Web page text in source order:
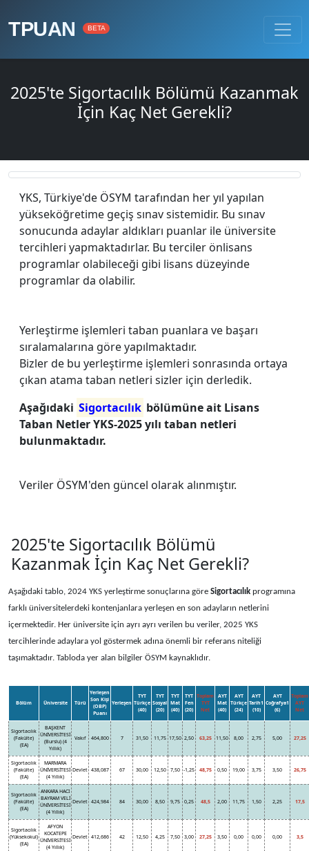
TPUAN BETA
2025'te Sigortacılık Bölümü Kazanmak
İçin Kaç Net Gerekli?
YKS, Türkiye'de ÖSYM tarafından her yıl yapılan
yükseköğretime geçiş sınav sistemidir. Bu sınav
sonucunda adaylar aldıkları puanlar ile üniversite
tercihleri yapmaktadırlar. Bu terciler önlisans
programlar olabileceği gibi lisans düzeyinde
programlar da olabilir.
Yerleştirme işlemleri taban puanlara ve başarı
sıralamalarına göre yapılmaktadır.
Bizler de bu yerleştirme işlemleri sonrasında ortaya
çıkan atama taban netleri sizler için derledik.
Aşağıdaki Sigortacılık bölümüne ait Lisans
Taban Netler YKS-2025 yılı taban netleri
bulunmaktadır.
Veriler ÖSYM'den güncel olarak alınmıştır.
2025'te Sigortacılık Bölümü
Kazanmak İçin Kaç Net Gerekli?
Aşağıdaki tablo, 2024 YKS yerleştirme sonuçlarına göre Sigortacılık programına
farklı üniversitelerdeki kontenjanlara yerleşen en son adayların netlerini
içermektedir. Her üniversite için ayrı ayrı verilen bu veriler, 2025 YKS
tercihlerinde adaylara yol göstermek adına önemli bir referans niteliği
taşımaktadır. Tabloda yer alan bilgiler ÖSYM kaynaklıdır.
Bölüm Üniversite Türü
Yerleşen
Son Kişi
(OBP)
Puanı
Yerleşen
TYT
Türkçe
(40)
TYT
Sosyal
(20)
TYT
Mat
(40)
TYT
Fen
(20)
Toplam
TYT
Net
AYT
Mat
(40)
AYT
Türkçe
(24)
AYT
Tarih1
(10)
AYT
Coğrafya1
(6)
Toplam
AYT
Net
Sigortacılık
(Fakülte)
(EA)
BAŞKENT
ÜNİVERSİTESİ
(Burslu) (4
Yıllık)
Vakıf 464,800 7 31,50 11,75 17,50 2,50 63,25 11,50 8,00 2,75 5,00 27,25
Sigortacılık
(Fakülte)
(EA)
MARMARA
ÜNİVERSİTESİ
(4 Yıllık)
Devlet 438,087 67 30,00 12,50 7,50 -1,25 48,75 0,50 19,00 3,75 3,50 26,75
Sigortacılık
(Fakülte)
(EA)
ANKARA HACI
BAYRAM VELİ
ÜNİVERSİTESİ
(4 Yıllık)
Devlet 424,984 84 30,00 8,50 9,75 0,25 48,5 2,00 11,75 1,50 2,25 17,5
Sigortacılık
(Yüksekokul)
(EA)
AFYON
KOCATEPE
ÜNİVERSİTESİ
(4 Yıllık)
Devlet 412,686 42 12,50 4,25 7,50 3,00 27,25 3,50 0,00 0,00 0,00 3,5